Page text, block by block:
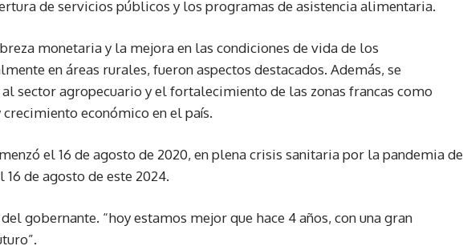
de servicios públicos y los programas de asistencia alimentaria.
monetaria y la mejora en las condiciones de vida de los
en áreas rurales, fueron aspectos destacados. Además, se
sector agropecuario y el fortalecimiento de las zonas francas como
económico en el país.
el 16 de agosto de 2020, en plena crisis sanitaria por la pandemia de
16 de agosto de este 2024.
gobernante. “hoy estamos mejor que hace 4 años, con una gran